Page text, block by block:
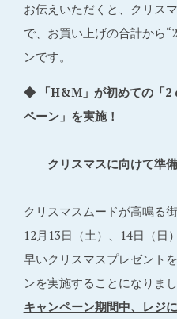
お伝えいただくと、クリス
で、お買い上げの合計から
ンです。
◆ 「H&M」が初めての「2
ペーン」を実施！
クリスマスに向けて準備
クリスマスムードが高鳴る
12月13日（土）、14日（日
早いクリスマスプレゼント
ンを実施することになりまし
キャンペーン期間中、レジ